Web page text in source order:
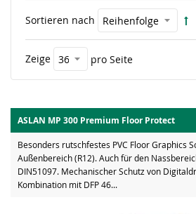
Sortieren nach
Zeige pro Seite
ASLAN MP 300 Premium Floor Protect
Besonders rutschfestes PVC Floor Graphics
Außenbereich (R12). Auch für den
DIN51097. Mechanischer Schutz von
Kombination mit DFP 46...